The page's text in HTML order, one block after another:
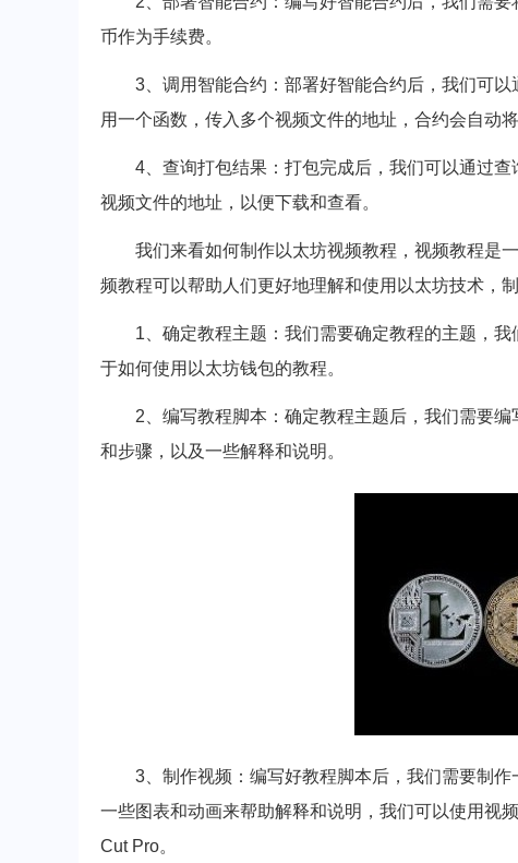
币作为手续费。
3、调用智能合约：部署好智能合约后，我们可
用一个函数，传入多个视频文件的地址，合约会自动
4、查询打包结果：打包完成后，我们可以通过
视频文件的地址，以便下载和查看。
我们来看如何制作以太坊视频教程，视频教程是
频教程可以帮助人们更好地理解和使用以太坊技术，
1、确定教程主题：我们需要确定教程的主题，
于如何使用以太坊钱包的教程。
2、编写教程脚本：确定教程主题后，我们需要
和步骤，以及一些解释和说明。
3、制作视频：编写好教程脚本后，我们需要制
一些图表和动画来帮助解释和说明，我们可以使用视
Cut Pro。